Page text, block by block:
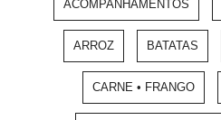
ACOMPANHAMENTOS
ARROZ BATATAS
CARNE • FRANGO